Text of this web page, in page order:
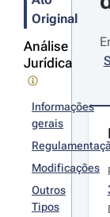
Original
Análise
Jurídica
Informações
gerais
Modificações
Outros
Tipos